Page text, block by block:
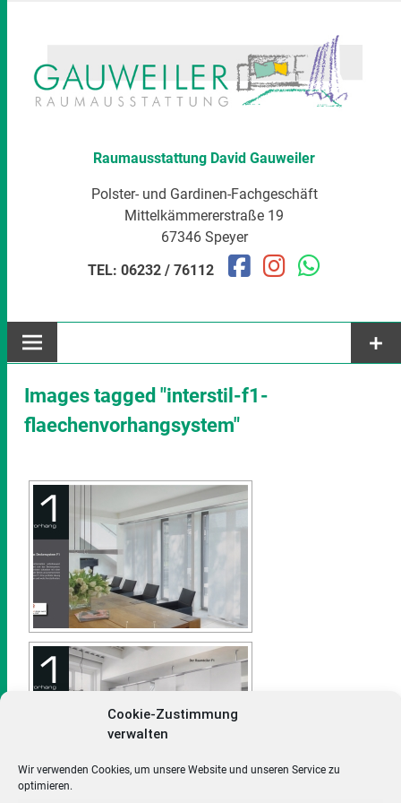
Cookie-Zustimmung
verwalten
Wir verwenden Cookies, um unsere Website und unseren Service zu
optimieren.
Raumausstattung David Gauweiler
Polster- und Gardinen-Fachgeschäft
Mittelkämmererstraße 19
67346 Speyer
TEL: 06232 / 76112
Images tagged "interstil-f1-
flaechenvorhangsystem"